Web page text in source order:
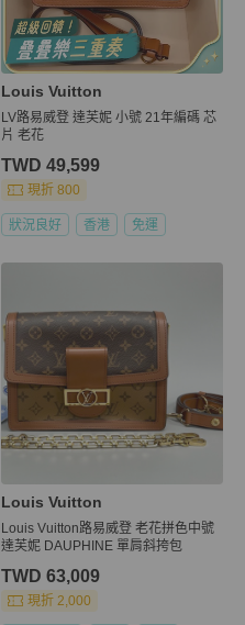
Louis Vuitton
LV路易威登 達芙妮 小號 21年編碼 芯
片 老花
TWD 49,599
現折 800
狀況良好 香港 免運
Louis Vuitton
Louis Vuitton路易威登 老花拼色中號
達芙妮 DAUPHINE 單肩斜挎包
TWD 63,009
現折 2,000